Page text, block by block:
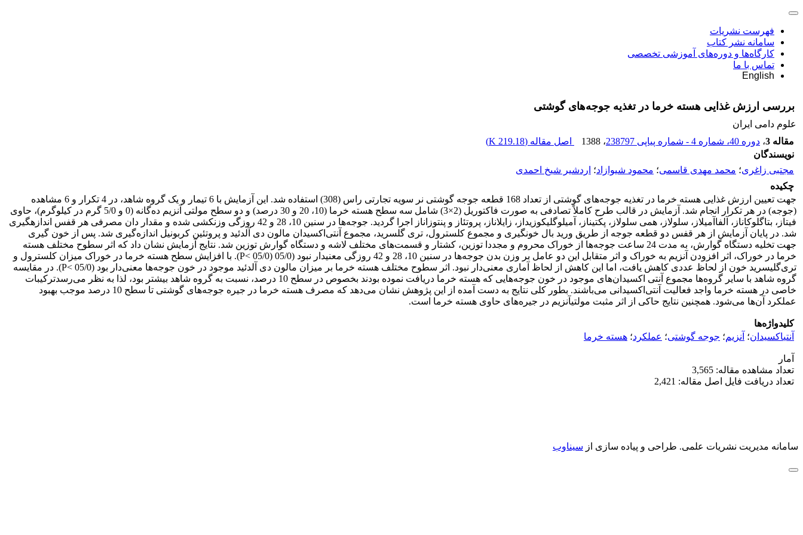
فهرست نشریات
سامانه نشر کتاب
کارگاه‌ها و دوره‌های آموزشی تخصصی
تماس با ما
English
بررسی ارزش غذایی هسته خرما در تغذیه جوجه‌های گوشتی
علوم دامی ایران
مقاله 3
، دوره 40، شماره 4 - شماره پیاپی 238797 ، 1388 اصل مقاله (219.18 K
)
نویسندگان
مجتبی زاغری؛ محمد مهدی قاسمی؛ محمود شیوازاد؛ اردشیر شیخ احمدی
چکیده
جهت تعیین ارزش غذایی هسته خرما در تغذیه جوجه‌های گوشتی از تعداد 168 قطعه جوجه گوشتی نر سویه تجارتی راس (308) استفاده شد. این آزمایش با 6 تیمار و یک گروه شاهد، در 4 تکرار و 6 مشاهده
(جوجه) در هر تکرار انجام شد. آزمایش در قالب طرح کاملاً تصادفی به صورت فاکتوریل (2×3) شامل سه سطح هسته خرما (10، 20 و 30 درصد) و دو سطح مولتی آنزیم ده‌گانه (0 و 5/0 گرم در کیلوگرم)، حاوی
فیتاز، بتاگلوکاناز، آلفاآمیلاز، سلولاز، همی سلولاز، پکتیناز، آمیلوگلیکوزیداز، زایلاناز، پروتئاز و پنتوزاناز اجرا گردید. جوجه‌ها در سنین 10، 28 و 42 روزگی وزن‎کشی شده و مقدار دان مصرفی هر قفس اندازه‎گیری
شد. در پایان آزمایش از هر قفس دو قطعه جوجه از طریق ورید بال خون‎گیری و مجموع کلسترول، تری گلسرید، مجموع آنتی‌اکسیدان مالون دی آلدئید و پروتئین کربونیل اندازه‌گیری شد. پس از خون گیری
جهت تخلیه دستگاه گوارش، به مدت 24 ساعت جوجه‌ها از خوراک محروم و مجددا توزین، کشتار و قسمت‌های مختلف لاشه و دستگاه گوارش توزین شد. نتایج آزمایش نشان داد که اثر سطوح مختلف هسته
خرما در خوراک، اثر افزودن آنزیم به خوراک و اثر متقابل این دو عامل بر وزن بدن جوجه‌ها در سنین 10، 28 و 42 روزگی معنی‎دار نبود (05/0
(05/0 >P). با افزایش سطح هسته خرما در خوراک میزان کلسترول و
تری‌گلیسرید خون از لحاظ عددی کاهش یافت، اما این کاهش از لحاظ آماری معنی‌دار نبود. اثر سطوح مختلف هسته خرما بر میزان مالون دی آلدئید موجود در خون جوجه‌ها معنی‌دار بود (05/0 >P). در مقایسه
گروه شاهد با سایر گروه‌ها مجموع آنتی اکسیدان‌های موجود در خون جوجه‌هایی که هسته خرما دریافت نموده بودند بخصوص در سطح 10 درصد، نسبت به گروه شاهد بیشتر بود، لذا به نظر می‌رسدترکیبات
خاصی در هسته خرما واجد فعالیت آنتی‌اکسیدانی می‌باشند. بطور کلی نتایج به دست آمده از این پژوهش نشان می‌دهد که مصرف هسته خرما در جیره جوجه‌های گوشتی تا سطح 10 درصد موجب بهبود
عملکرد آن‌ها می‌شود. همچنین نتایج حاکی از اثر مثبت مولتی‎آنزیم در جیره‌های حاوی هسته خرما است.
کلیدواژه‌ها
آنتی‎اکسیدان
؛ آنزیم؛ جوجه گوشتی؛ عملکرد؛ هسته خرما
آمار
تعداد مشاهده مقاله: 3,565
تعداد دریافت فایل اصل مقاله: 2,421
سامانه مدیریت نشریات علمی. طراحی و پیاده سازی از سیناوب